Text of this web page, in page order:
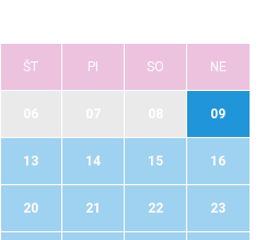
ŠT PI SO NE
09
13 14 15 16
20 21 22 23